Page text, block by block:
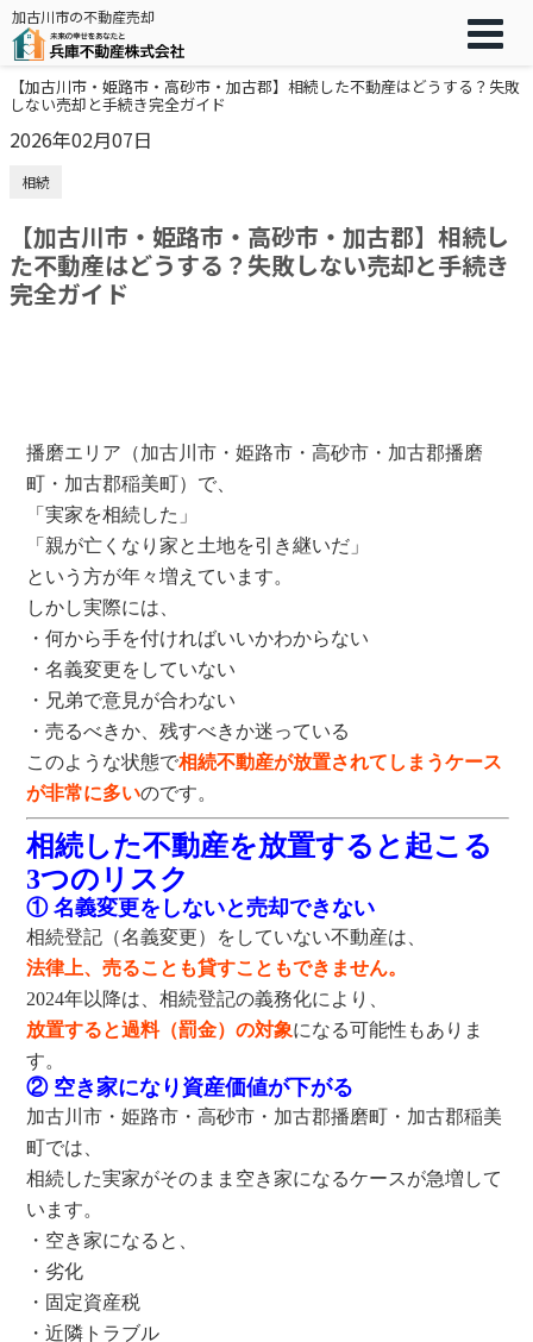
加古川市の不動産売却
【加古川市・姫路市・高砂市・加古郡】相続した不動産はどうする？失敗
しない売却と手続き完全ガイド
2026年02月07日
相続
【加古川市・姫路市・高砂市・加古郡】相続し
た不動産はどうする？失敗しない売却と手続き
完全ガイド
播磨エリア（加古川市・姫路市・高砂市・加古郡播磨
町・加古郡稲美町）で、
「実家を相続した」
「親が亡くなり家と土地を引き継いだ」
という方が年々増えています。
しかし実際には、
・何から手を付ければいいかわからない
・名義変更をしていない
・兄弟で意見が合わない
・売るべきか、残すべきか迷っている
このような状態で相続不動産が放置されてしまうケース
が非常に多いのです。
相続した不動産を放置すると起こる
3つのリスク
① 名義変更をしないと売却できない
相続登記（名義変更）をしていない不動産は、
法律上、売ることも貸すこともできません。
2024年以降は、相続登記の義務化により、
放置すると過料（罰金）の対象になる可能性もありま
す。
② 空き家になり資産価値が下がる
加古川市・姫路市・高砂市・加古郡播磨町・加古郡稲美
町では、
相続した実家がそのまま空き家になるケースが急増して
います。
・空き家になると、
・劣化
・固定資産税
・近隣トラブル